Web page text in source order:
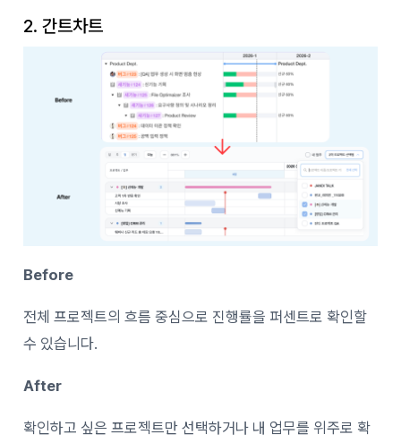
2. 간트차트
Before
전체 프로젝트의 흐름 중심으로 진행률을 퍼센트로 확인할
수 있습니다.
After
확인하고 싶은 프로젝트만 선택하거나 내 업무를 위주로 확